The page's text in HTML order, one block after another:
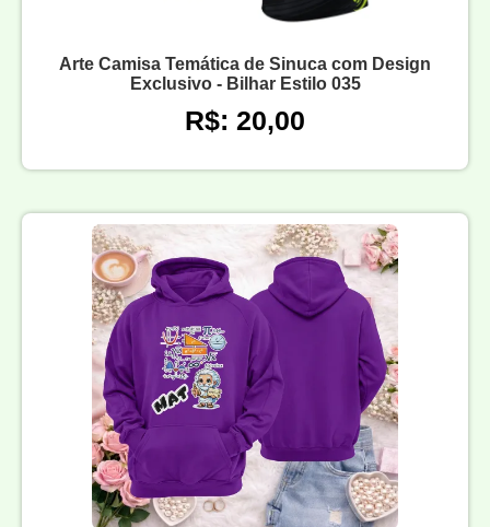
Arte Camisa Temática de Sinuca com Design
Exclusivo - Bilhar Estilo 035
R$: 20,00